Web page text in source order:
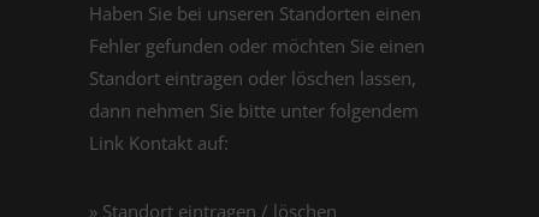
Haben Sie bei unseren Standorten einen
Fehler gefunden oder möchten Sie einen
Standort eintragen oder löschen lassen,
dann nehmen Sie bitte unter folgendem
Link Kontakt auf:
» Standort eintragen / löschen